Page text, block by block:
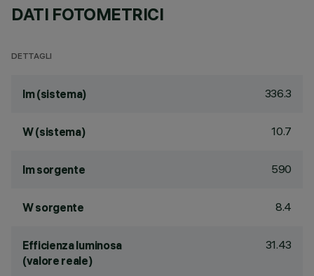
DATI FOTOMETRICI
DETTAGLI
lm (sistema) 336.3
W (sistema) 10.7
lm sorgente 590
W sorgente 8.4
Efficienza luminosa
(valore reale)
31.43